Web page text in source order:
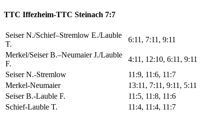
TTC Iffezheim-TTC Steinach 7:7
Seiser N./Schief–Stremlow E./Lauble
T.
6:11, 7:11, 9:11
Merkel/Seiser B.–Neumaier J./Lauble
F.
4:11, 12:10, 6:11, 9:11
Seiser N.-Stremlow
11:9, 11:6, 11:7
Merkel-Neumaier
13:11, 7:11, 9:11, 5:11
Seiser B.-Lauble F.
11:5, 11:8, 11:6
Schief-Lauble T.
11:4, 11:4, 11:7